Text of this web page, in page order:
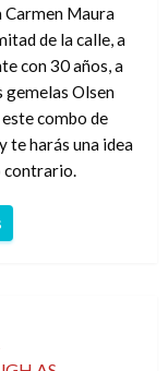
Carmen Maura
de la calle, a
con 30 años, a
gemelas Olsen
combo de
te harás una idea
contrario.